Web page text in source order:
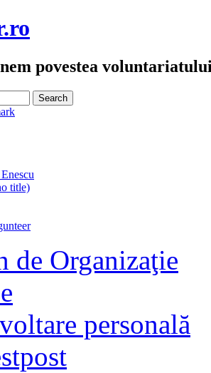
povestea
title)
de Organizaţie
personală